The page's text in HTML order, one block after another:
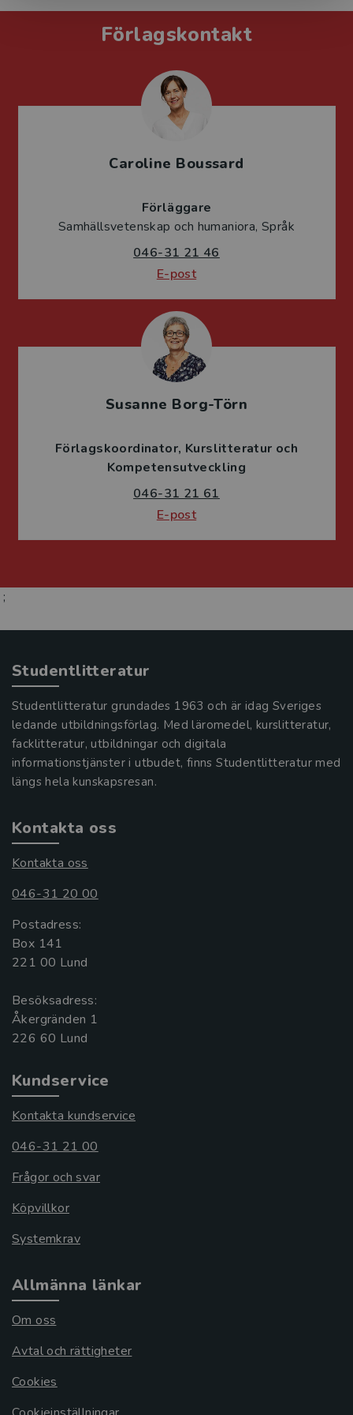
Förlagskontakt
Caroline Boussard
Förläggare
Samhällsvetenskap och humaniora, Språk
046-31 21 46
E-post
Susanne Borg-Törn
Förlagskoordinator Kurslitteratur och
Kompetensutveckling
046-31 21 61
E-post
;
Studentlitteratur
Studentlitteratur grundades 1963 och är idag Sveriges
ledande utbildningsförlag. Med läromedel, kurslitteratur,
facklitteratur, utbildningar och digitala
informationstjänster i utbudet, finns Studentlitteratur med
längs hela kunskapsresan.
Kontakta oss
Kontakta oss
046-31 20 00
Postadress:
Box 141
221 00 Lund
Besöksadress:
Åkergränden 1
Kundservice
Kontakta kundservice
046-31 21 00
Frågor och svar
Köpvillkor
Systemkrav
Allmänna länkar
Om oss
Avtal och rättigheter
Cookies